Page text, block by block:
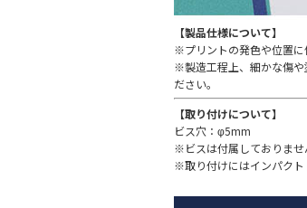
【製品仕様について】
※プリントの発色や位置に
※製造工程上、細かな傷や
ださい。
【取り付けについて】
ビス穴：φ5mm
※ビスは付属しておりませ
※取り付けにはインパクト